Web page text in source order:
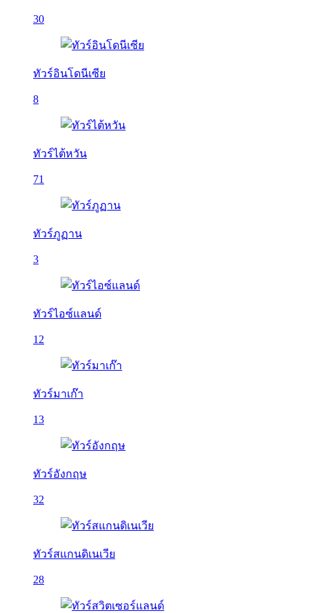
30
ทัวร์อินโดนีเซีย
8
ทัวร์ไต้หวัน
71
ทัวร์ภูฏาน
3
ทัวร์ไอซ์แลนด์
12
ทัวร์มาเก๊า
13
ทัวร์อังกฤษ
32
ทัวร์สแกนดิเนเวีย
28